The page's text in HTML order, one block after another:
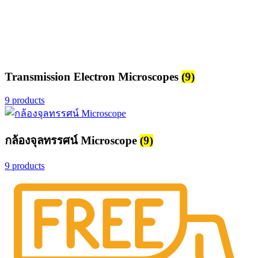
Transmission Electron Microscopes (9)
9 products
กล้องจุลทรรศน์ Microscope (9)
9 products